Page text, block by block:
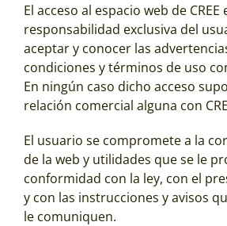
El acceso al espacio web de CREE
responsabilidad exclusiva del
aceptar y conocer las
condiciones y términos de uso
En ningún caso dicho acceso
relación comercial alguna con
El usuario se compromete a la
de la web y utilidades que se le
conformidad con la ley, con el
y con las instrucciones y avisos
le comuniquen.